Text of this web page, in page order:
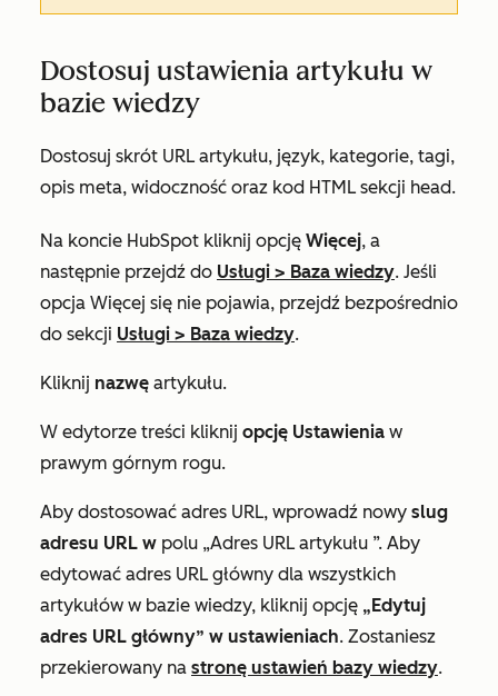
Dostosuj ustawienia artykułu w
bazie wiedzy
Dostosuj skrót URL artykułu, język, kategorie, tagi,
opis meta, widoczność oraz kod HTML sekcji head.
Na koncie HubSpot kliknij opcję Więcej, a
następnie przejdź do Usługi > Baza wiedzy. Jeśli
opcja Więcej się nie pojawia, przejdź bezpośrednio
do sekcji Usługi > Baza wiedzy.
Kliknij nazwę artykułu.
W edytorze treści kliknij opcję Ustawienia w
prawym górnym rogu.
Aby dostosować adres URL, wprowadź nowy slug
adresu URL w polu „Adres URL artykułu ”. Aby
edytować adres URL główny dla wszystkich
artykułów w bazie wiedzy, kliknij opcję „Edytuj
adres URL główny” w ustawieniach. Zostaniesz
przekierowany na stronę ustawień bazy wiedzy.